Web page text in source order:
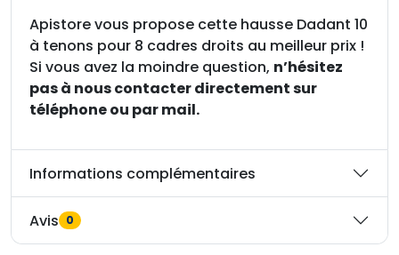
Apistore vous propose cette hausse Dadant 10
à tenons pour 8 cadres droits au meilleur prix !
Si vous avez la moindre question, n’hésitez
pas à nous contacter directement sur
téléphone ou par mail.
Informations complémentaires
Avis 0